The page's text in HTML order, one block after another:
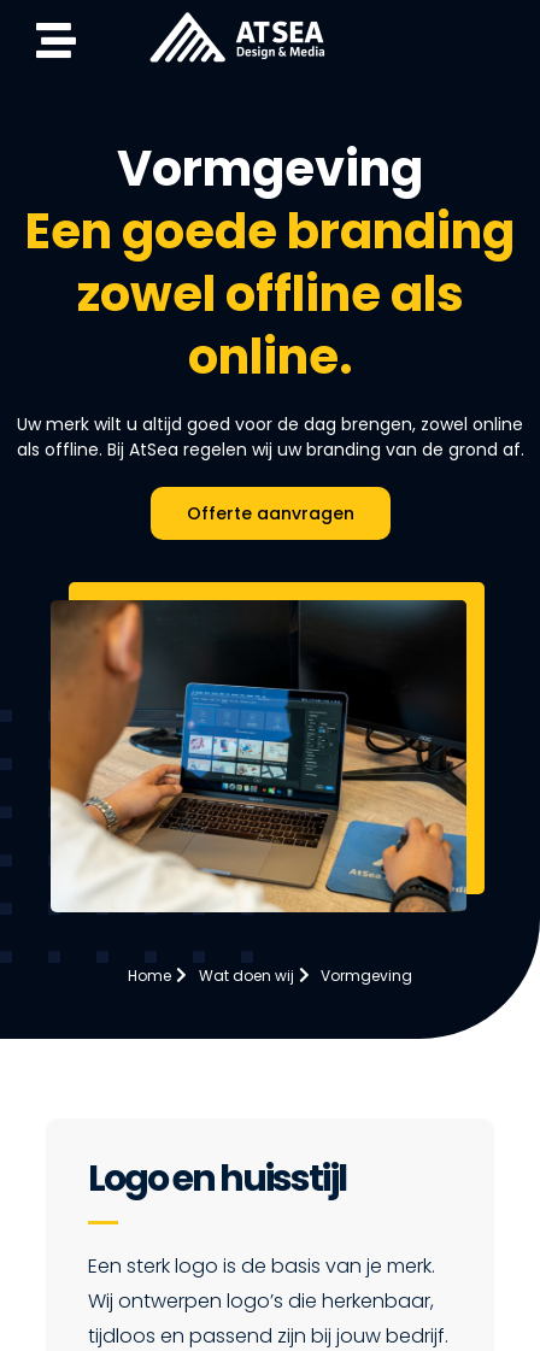
Vormgeving
Een goede branding
zowel offline als
online.
Uw merk wilt u altijd goed voor de dag brengen, zowel online
als offline. Bij AtSea regelen wij uw branding van de grond af.
Offerte aanvragen
Home Wat doen wij Vormgeving
Logo en huisstijl
Een sterk logo is de basis van je merk.
Wij ontwerpen logo’s die herkenbaar,
tijdloos en passend zijn bij jouw bedrijf.